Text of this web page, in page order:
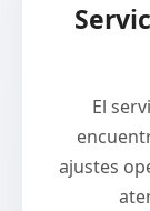
El
ajustes